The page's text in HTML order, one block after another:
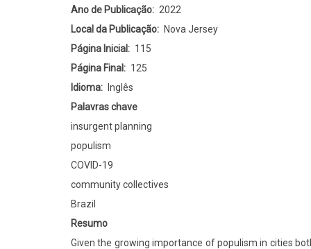
Case
of
Rio
de
Janeiro
Ano de Publicação
2022
Local da Publicação
Nova Jersey
Página Inicial
115
Página Final
125
Idioma
Inglês
Palavras chave
insurgent planning
populism
COVID-19
community collectives
Brazil
Resumo
Given the growing importance of populism in cities